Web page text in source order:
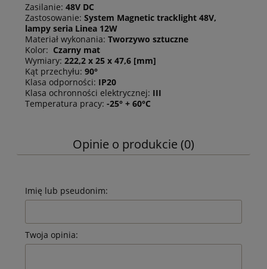
Zasilanie: 48V DC
Zastosowanie: System Magnetic tracklight 48V,
lampy seria Linea 12W
Materiał wykonania: Tworzywo sztuczne
Kolor: Czarny mat
Wymiary: 222,2 x 25 x 47,6 [mm]
Kąt przechyłu: 90°
Klasa odporności: IP20
Klasa ochronności elektrycznej: III
Temperatura pracy: -25° + 60°C
Opinie o produkcie (0)
Imię lub pseudonim:
Twoja opinia: